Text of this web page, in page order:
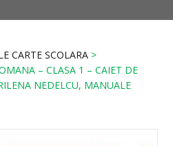
CARTE SCOLARA >
– CLASA 1 – CAIET DE
NEDELCU, MANUALE